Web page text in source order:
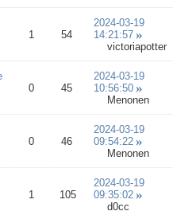
1 54
2024-03-19
14:21:57
victoriapotter
0 45
2024-03-19
10:56:50
Menonen
0 46
2024-03-19
09:54:22
Menonen
1 105
2024-03-19
09:35:02
d0cc